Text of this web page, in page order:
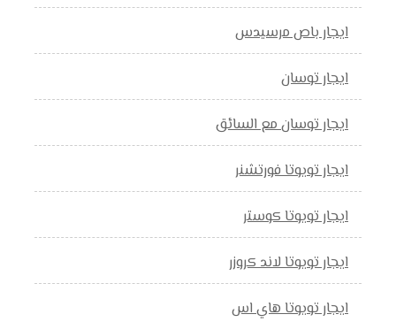
ايجار باص مرسيدس
ايجار توسان
ايجار توسان مع السائق
ايجار تويوتا فورتشنر
ايجار تويوتا كوستر
ايجار تويوتا لاند كروزر
ايجار تويوتا هاي اس